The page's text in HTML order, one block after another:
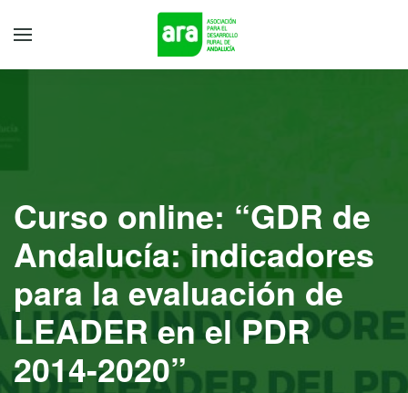
Curso online: “GDR de
Andalucía: indicadores
para la evaluación de
LEADER en el PDR
2014-2020”